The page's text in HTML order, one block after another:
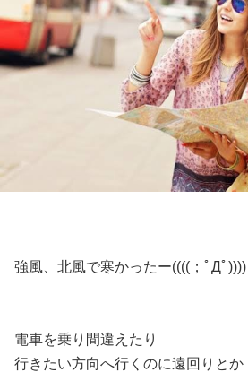
強風、北風で寒かったー((((；ﾟДﾟ))))
電車を乗り間違えたり
行きたい方向へ行くのに遠回りとか